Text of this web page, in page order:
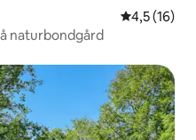
4,5 av 5 i
4,5 (16)
naturbondgård